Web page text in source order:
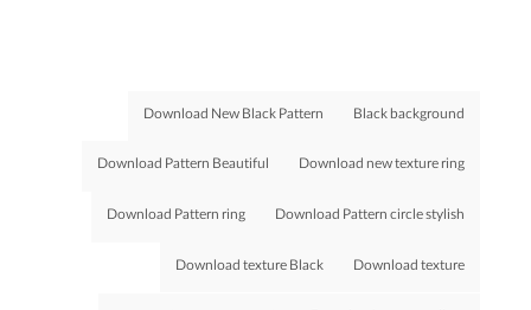
Black background
Download New Black Pattern
Download new texture ring
Download Pattern Beautiful
Download Pattern circle stylish
Download Pattern ring
Download texture
Download texture Black